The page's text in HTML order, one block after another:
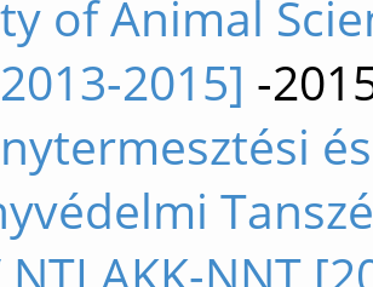
of Animal
2015] -
és